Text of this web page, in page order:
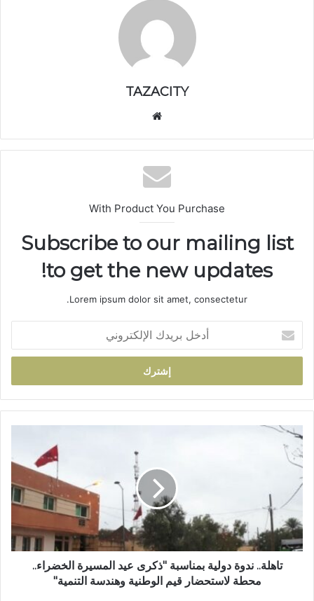
TAZACITY
الوي
ب
With Product You Purchase
Subscribe to our mailing list
to get the new updates!
Lorem ipsum dolor sit amet, consectetur.
خ
ب
ر
د
ك
ا
ل
إ
ك
ر
ت
ا
ه
ل
ة
.
ن
د
تاهلة.. ندوة دولية بمناسبة "ذكرى عيد المسيرة الخضراء..
محطة لاستحضار قيم الوطنية وهندسة التنمية"